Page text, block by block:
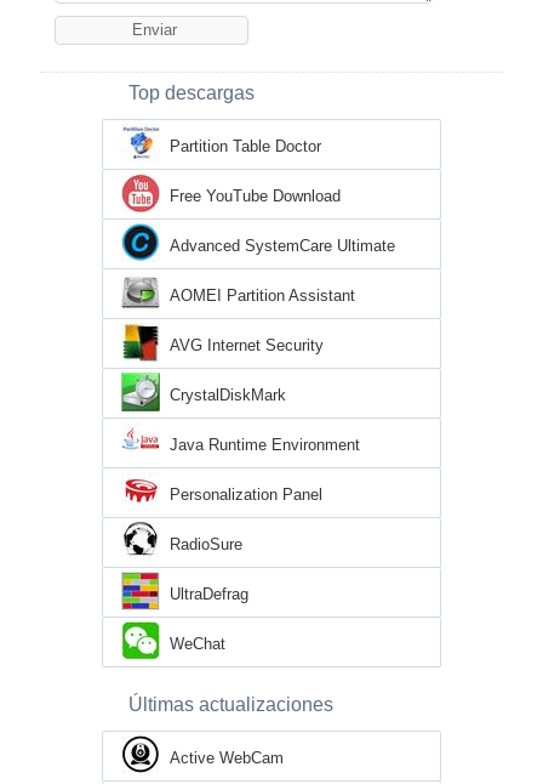
Top descargas
Partition Table Doctor
Free YouTube Download
Advanced SystemCare Ultimate
AOMEI Partition Assistant
AVG Internet Security
CrystalDiskMark
Java Runtime Environment
Personalization Panel
RadioSure
UltraDefrag
WeChat
Últimas actualizaciones
Active WebCam